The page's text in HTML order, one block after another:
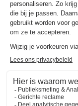
Naast
Culturele
Residence Bray-